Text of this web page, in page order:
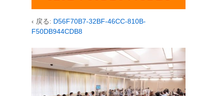
‹ 戻る: D56F70B7-32BF-46CC-810B-
F50DB944CDB8